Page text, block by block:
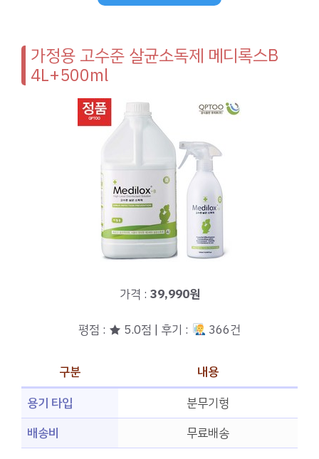
가정용 고수준 살균소독제 메디록스B
4L+500ml
가격 : 39,990원
평점 : ★ 5.0점 | 후기 : 366건
구분
내용
용기 타입
분무기형
배송비
무료배송